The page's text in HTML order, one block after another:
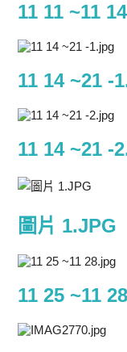
11 11 ~11
11 14 ~21 -
11 14 ~21 -
圖片 1.JPG
11 25 ~11